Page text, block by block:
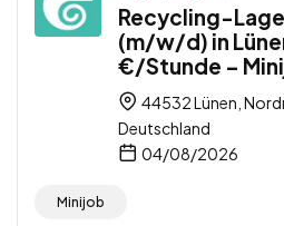
Recycling-
(m/w/d) in
€/Stunde –
44532 Lünen,
Deutschland
04/08/2026
Minijob